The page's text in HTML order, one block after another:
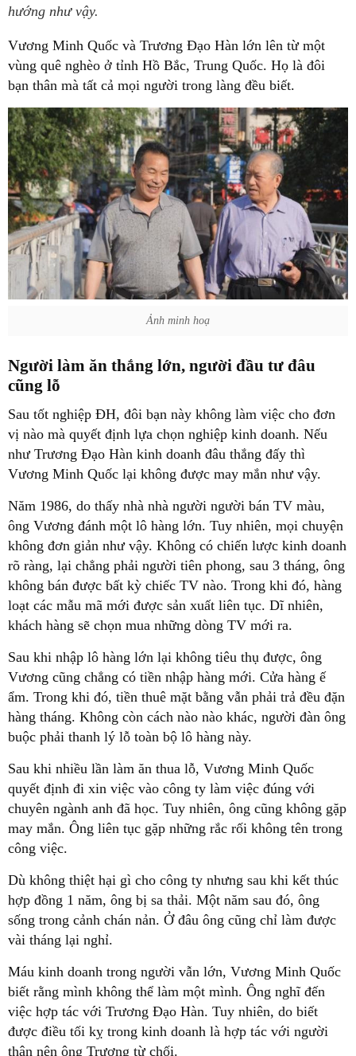
hướng như vậy.
Vương Minh Quốc và Trương Đạo Hàn lớn lên từ một
vùng quê nghèo ở tỉnh Hồ Bắc, Trung Quốc. Họ là đôi
bạn thân mà tất cả mọi người trong làng đều biết.
Ảnh minh hoạ
Người làm ăn thắng lớn, người đầu tư đâu
cũng lỗ
Sau tốt nghiệp ĐH, đôi bạn này không làm việc cho đơn
vị nào mà quyết định lựa chọn nghiệp kinh doanh. Nếu
như Trương Đạo Hàn kinh doanh đâu thắng đấy thì
Vương Minh Quốc lại không được may mắn như vậy.
Năm 1986, do thấy nhà nhà người người bán TV màu,
ông Vương đánh một lô hàng lớn. Tuy nhiên, mọi chuyện
không đơn giản như vậy. Không có chiến lược kinh doanh
rõ ràng, lại chẳng phải người tiên phong, sau 3 tháng, ông
không bán được bất kỳ chiếc TV nào. Trong khi đó, hàng
loạt các mẫu mã mới được sản xuất liên tục. Dĩ nhiên,
khách hàng sẽ chọn mua những dòng TV mới ra.
Sau khi nhập lô hàng lớn lại không tiêu thụ được, ông
Vương cũng chẳng có tiền nhập hàng mới. Cửa hàng ế
ẩm. Trong khi đó, tiền thuê mặt bằng vẫn phải trả đều đặn
hàng tháng. Không còn cách nào nào khác, người đàn ông
buộc phải thanh lý lỗ toàn bộ lô hàng này.
Sau khi nhiều lần làm ăn thua lỗ, Vương Minh Quốc
quyết định đi xin việc vào công ty làm việc đúng với
chuyên ngành anh đã học. Tuy nhiên, ông cũng không gặp
may mắn. Ông liên tục gặp những rắc rối không tên trong
công việc.
Dù không thiệt hại gì cho công ty nhưng sau khi kết thúc
hợp đồng 1 năm, ông bị sa thải. Một năm sau đó, ông
sống trong cảnh chán nản. Ở đâu ông cũng chỉ làm được
vài tháng lại nghỉ.
Máu kinh doanh trong người vẫn lớn, Vương Minh Quốc
biết rằng mình không thể làm một mình. Ông nghĩ đến
việc hợp tác với Trương Đạo Hàn. Tuy nhiên, do biết
được điều tối kỵ trong kinh doanh là hợp tác với người
thân nên ông Trương từ chối.